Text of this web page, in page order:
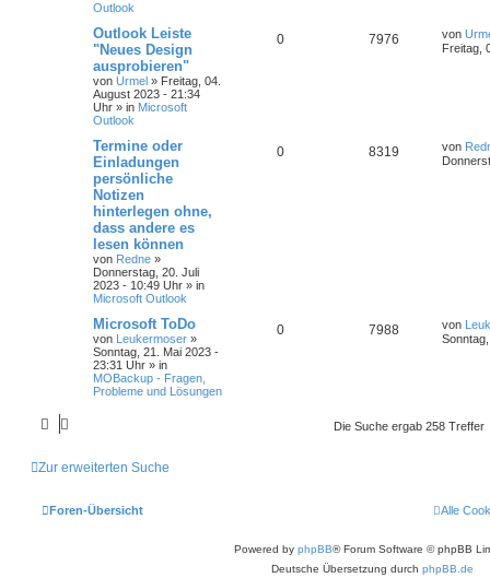
Outlook
Outlook Leiste
"Neues Design
ausprobieren"
von Urmel » Freitag, 04.
August 2023 - 21:34
Uhr » in Microsoft
Outlook
0 7976 von
Freitag,
Termine oder
Einladungen
persönliche
Notizen
hinterlegen ohne,
dass andere es
lesen können
von Redne »
Donnerstag, 20. Juli
2023 - 10:49 Uhr » in
Microsoft Outlook
0 8319 von
Microsoft ToDo
von Leukermoser »
Sonntag, 21. Mai 2023 -
23:31 Uhr » in
MOBackup - Fragen,
Probleme und Lösungen
0 7988 von
Die Suche ergab 258 Treffer
Zur erweiterten Suche
Foren-Übersicht Alle
Powered by phpBB® Forum Software © phpBB
Deutsche Übersetzung durch phpBB.de